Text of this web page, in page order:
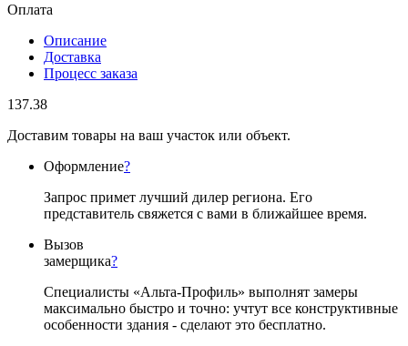
Оплата
Описание
Доставка
Процесс заказа
137.38
Доставим товары на ваш участок или объект.
Оформление?
Запрос примет лучший дилер региона. Его
представитель свяжется с вами в ближайшее время.
Вызов
замерщика?
Специалисты «Альта-Профиль» выполнят замеры
максимально быстро и точно: учтут все конструктивные
особенности здания - сделают это бесплатно.